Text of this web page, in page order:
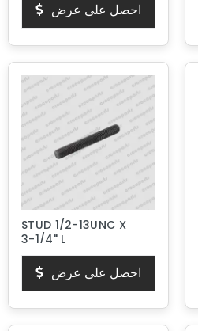
احصل على عرض
STUD 1/2-13UNC X
3-1/4" L
احصل على عرض